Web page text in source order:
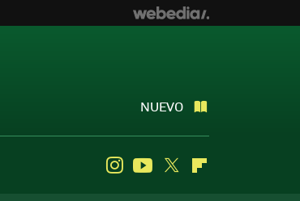
NUEVO
InstagramYoutube
Twitter